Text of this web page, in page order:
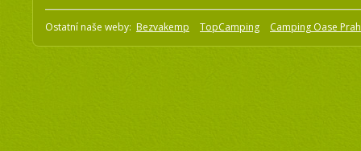
Ostatní naše weby: Bezvakemp TopCamping Camping Oase